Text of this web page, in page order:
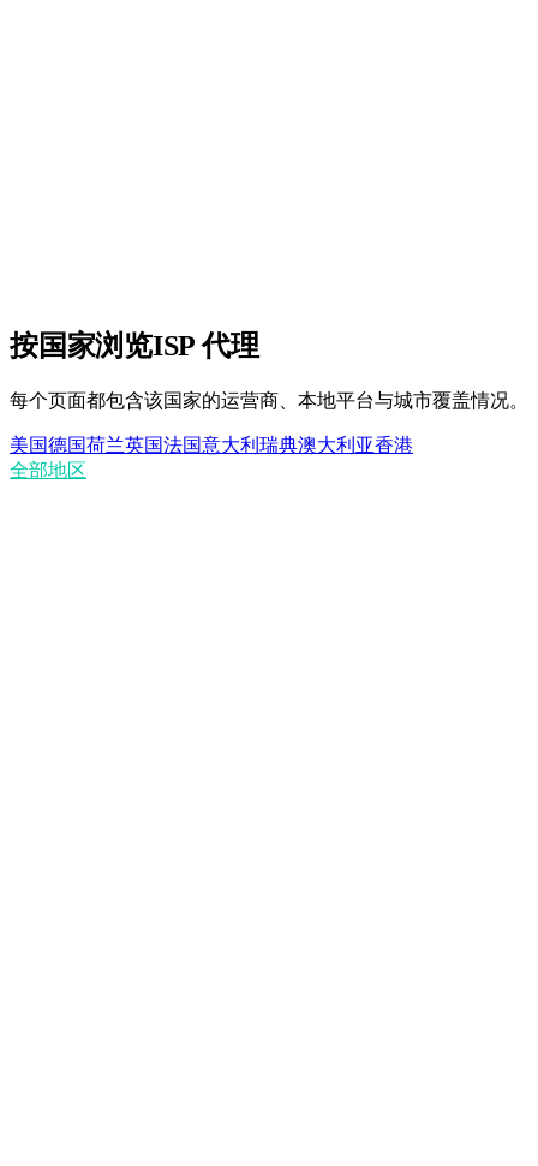
按国家浏览ISP 代理
每个页面都包含该国家的运营商、本地平台与城市覆盖情况。
美国德国荷兰英国法国意大利 瑞典澳大利亚香港
全部地区